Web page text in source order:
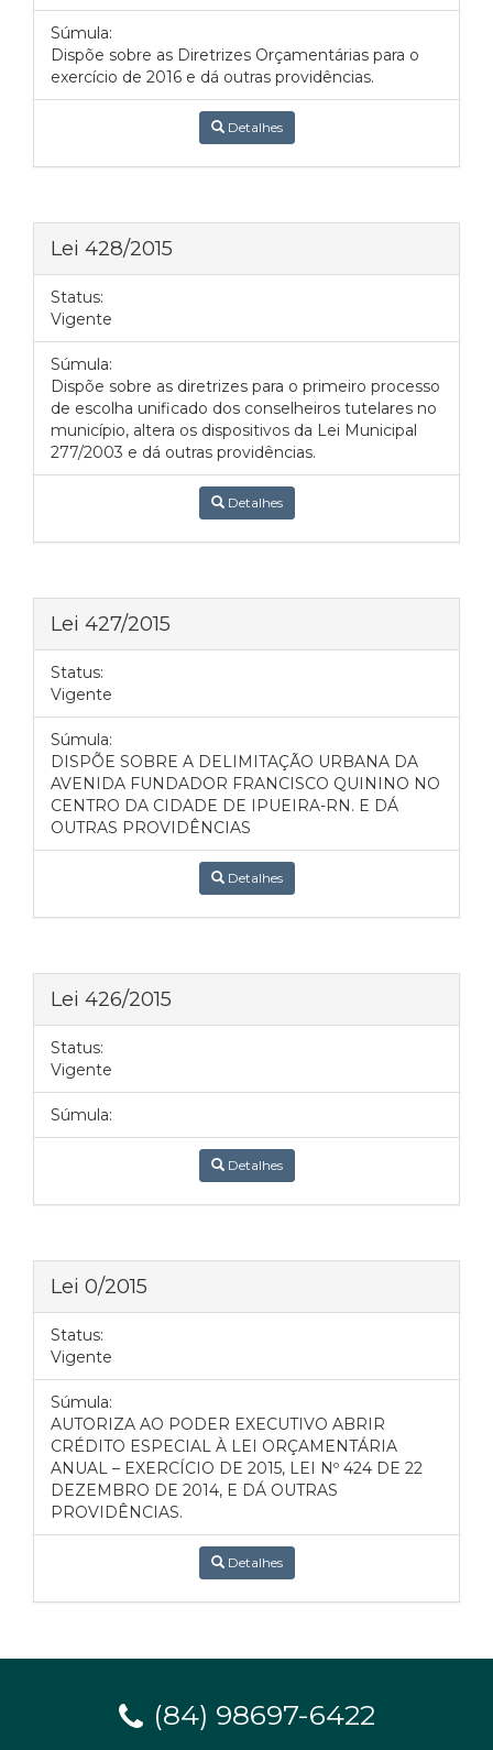
Súmula:
Dispõe sobre as Diretrizes Orçamentárias para o
exercício de 2016 e dá outras providências.
Detalhes
Lei 428/2015
Status:
Vigente
Súmula:
Dispõe sobre as diretrizes para o primeiro processo
de escolha unificado dos conselheiros tutelares no
município, altera os dispositivos da Lei Municipal
277/2003 e dá outras providências.
Detalhes
Lei 427/2015
Status:
Vigente
Súmula:
DISPÕE SOBRE A DELIMITAÇÃO URBANA DA
AVENIDA FUNDADOR FRANCISCO QUININO NO
CENTRO DA CIDADE DE IPUEIRA-RN. E DÁ
OUTRAS PROVIDÊNCIAS
Detalhes
Lei 426/2015
Status:
Vigente
Súmula:
Detalhes
Lei 0/2015
Status:
Vigente
Súmula:
AUTORIZA AO PODER EXECUTIVO ABRIR
CRÉDITO ESPECIAL À LEI ORÇAMENTÁRIA
ANUAL – EXERCÍCIO DE 2015, LEI Nº 424 DE 22
DEZEMBRO DE 2014, E DÁ OUTRAS
PROVIDÊNCIAS.
Detalhes
(84) 98697-6422